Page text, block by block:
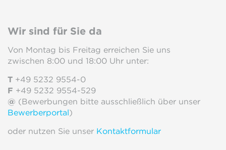
Wir sind für Sie da
Von Montag bis Freitag erreichen Sie uns
zwischen 8:00 und 18:00 Uhr unter:
T +49 5232 9554-0
F +49 5232 9554-529
@ (Bewerbungen bitte ausschließlich über unser
Bewerberportal)
oder nutzen Sie unser Kontaktformular